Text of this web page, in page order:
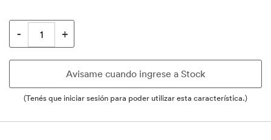
(Tenés que iniciar sesión para poder utilizar esta característica.)